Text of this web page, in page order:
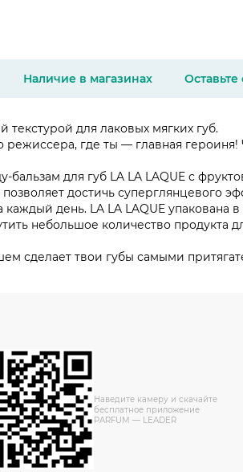
Наличие в магазинах Оставьте
текстурой для лаковых мягких губ.
где ты — главная
для губ LA LA LAQUE с
достичь суперглянцевого
день. LA LA LAQUE упакована
небольшое количество продукта
сделает твои губы самыми
Наведите камеру и скачайте
бесплатное приложение
PARFUM — LEADER